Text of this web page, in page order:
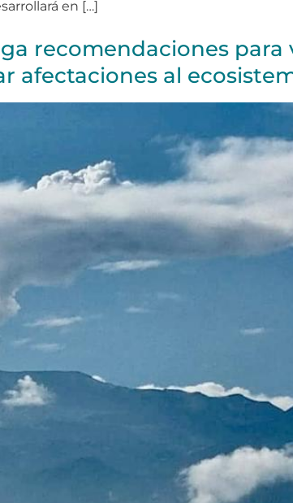
en […]
recomendaciones para
afectaciones al